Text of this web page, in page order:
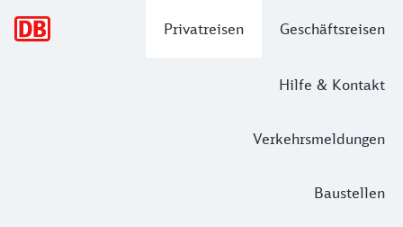
Privatreisen Geschäftsreisen
Hilfe & Kontakt
Verkehrsmeldungen
Baustellen